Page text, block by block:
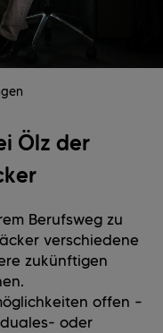
Ölz der
Berufsweg zu
verschiedene
zukünftigen
offen –
oder